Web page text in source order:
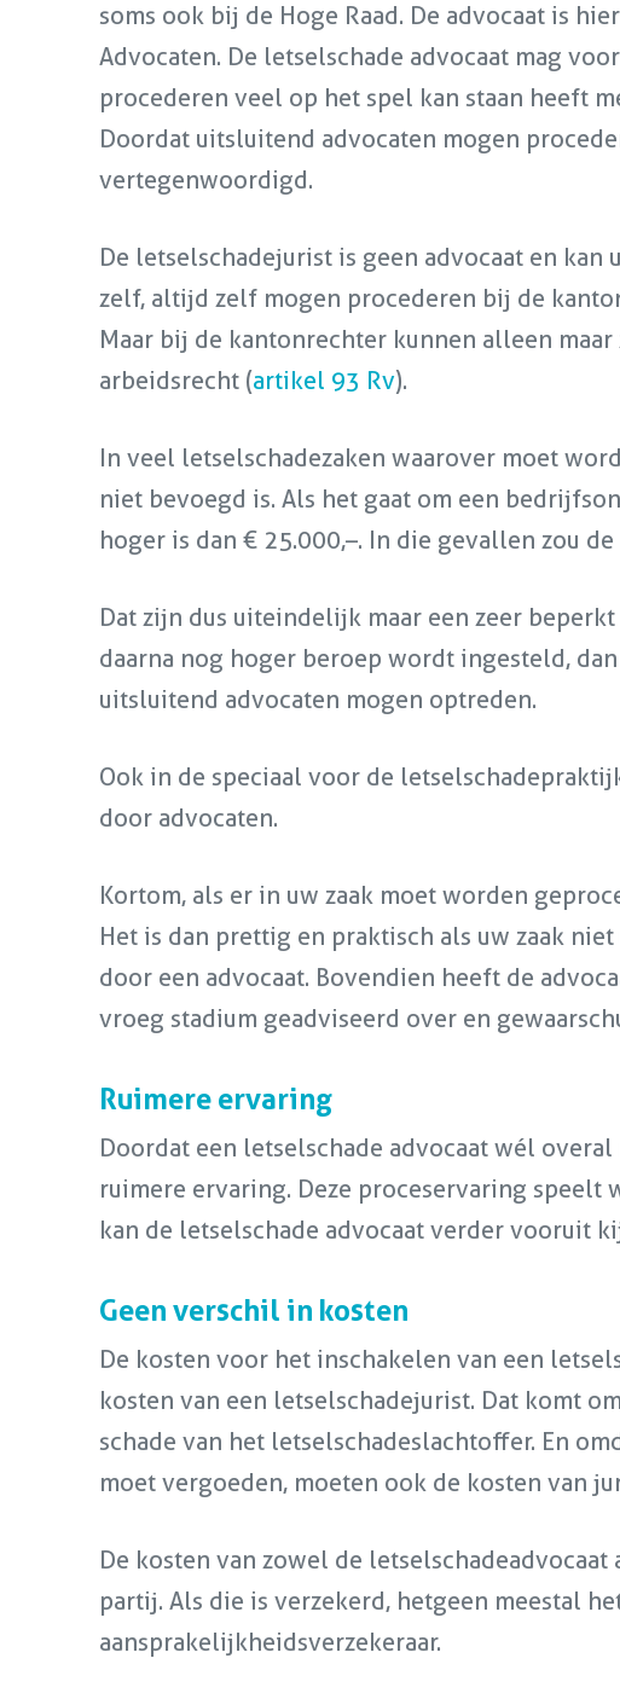
soms ook bij de Hoge Raad. De advocaat is
Advocaten. De letselschade advocaat mag
procederen veel op het spel kan staan heeft
Doordat uitsluitend advocaten mogen
vertegenwoordigd.
De letselschadejurist is geen advocaat en
zelf, altijd zelf mogen procederen bij de
Maar bij de kantonrechter kunnen alleen
arbeidsrecht (artikel 93 Rv).
In veel letselschadezaken waarover moet
niet bevoegd is. Als het gaat om een
hoger is dan € 25.000,–. In die gevallen zou
Dat zijn dus uiteindelijk maar een zeer
daarna nog hoger beroep wordt ingesteld,
uitsluitend advocaten mogen optreden.
Ook in de speciaal voor de
door advocaten.
Kortom, als er in uw zaak moet worden
Het is dan prettig en praktisch als uw zaak
door een advocaat. Bovendien heeft de
vroeg stadium geadviseerd over en
Ruimere ervaring
Doordat een letselschade advocaat wél
ruimere ervaring. Deze proceservaring
kan de letselschade advocaat verder vooruit
Geen verschil in kosten
De kosten voor het inschakelen van een
kosten van een letselschadejurist. Dat komt
schade van het letselschadeslachtoffer. En
moet vergoeden, moeten ook de kosten van
De kosten van zowel de
partij. Als die is verzekerd, hetgeen meestal
aansprakelijkheidsverzekeraar.